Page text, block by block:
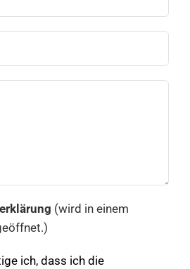
(wird in einem
ich, dass ich die